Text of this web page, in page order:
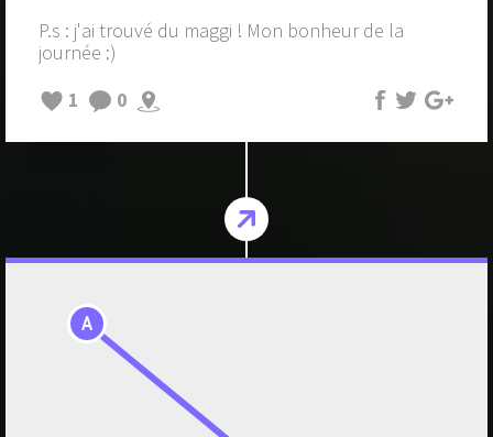
P.s : j'ai trouvé du maggi ! Mon bonheur de la
journée :)
1
0
A